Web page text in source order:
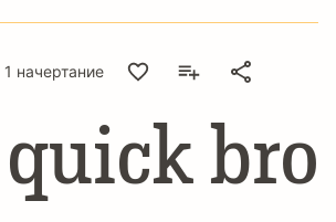
1 начертание